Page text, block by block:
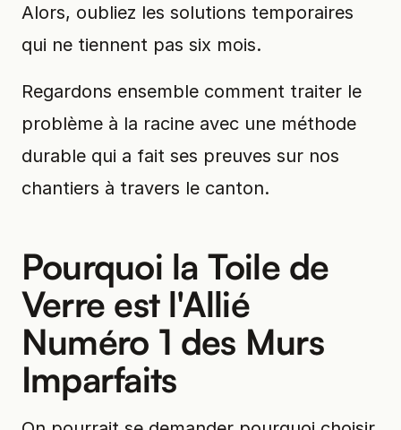
Alors, oubliez les solutions temporaires
qui ne tiennent pas six mois.
Regardons ensemble comment traiter le
problème à la racine avec une méthode
durable qui a fait ses preuves sur nos
chantiers à travers le canton.
Pourquoi la Toile de
Verre est l'Allié
Numéro 1 des Murs
Imparfaits